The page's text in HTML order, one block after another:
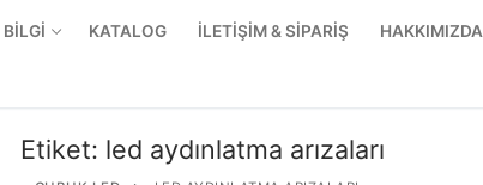
BİLGİ KATALOG İLETİŞİM & SİPARİŞ HAKKIMIZDA
Etiket: led aydınlatma arızaları